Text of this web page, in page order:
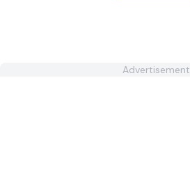
Advertisement